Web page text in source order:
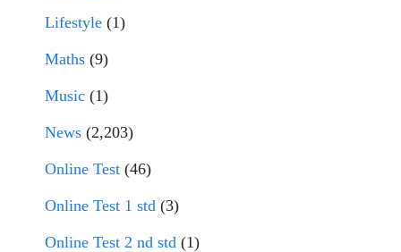
Lifestyle (1)
Maths (9)
Music (1)
News (2,203)
Online Test (46)
Online Test 1 std (3)
Online Test 2 nd std (1)